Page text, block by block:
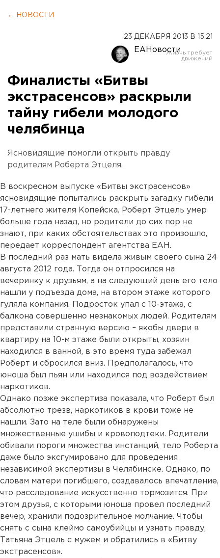
← НОВОСТИ
23 ДЕКАБРЯ 2013 В 15:21
ЕАНовости
Финалисты «Битвы
экстрасенсов» раскрыли
тайну гибели молодого
челябинца
Ясновидящие помогли открыть правду
родителям Роберта Этцеля.
В воскресном выпуске «Битвы экстрасенсов»
ясновидящие попытались раскрыть загадку гибели
17-летнего жителя Копейска. Роберт Этцель умер
больше года назад, но родители до сих пор не
знают, при каких обстоятельствах это произошло,
передает корреспондент агентства ЕАН.
В последний раз мать видела живым своего сына 24
августа 2012 года. Тогда он отпросился на
вечеринку к друзьям, а на следующий день его тело
нашли у подъезда дома, на втором этаже которого
гуляла компания. Подросток упал с 10-этажа, с
балкона совершенно незнакомых людей. Родителям
представили странную версию – якобы двери в
квартиру на 10-м этаже были открыты, хозяин
находился в ванной, в это время туда забежал
Роберт и сбросился вниз. Предполагалось, что
юноша был пьян или находился под воздействием
наркотиков.
Однако позже экспертиза показала, что Роберт был
абсолютно трезв, наркотиков в крови тоже не
нашли. Зато на теле были обнаружены
множественные ушибы и кровоподтеки. Родители
обивали пороги множества инстанций, тело Роберта
даже было эксгумировано для проведения
независимой экспертизы в Челябинске. Однако, по
словам матери погибшего, создавалось впечатление,
что расследование искусственно тормозится. При
этом друзья, с которыми юноша провел последний
вечер, хранили подозрительное молчание. Чтобы
снять с сына клеймо самоубийцы и узнать правду,
Татьяна Этцель с мужем и обратились в «Битву
экстрасенсов».